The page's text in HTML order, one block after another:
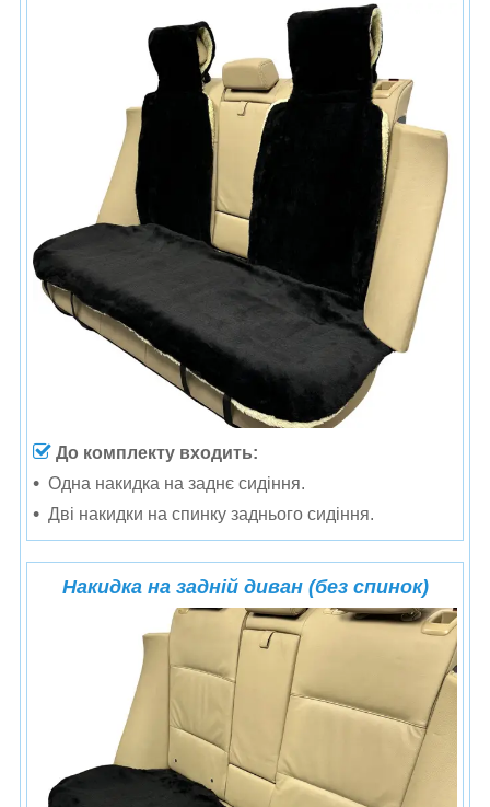
До комплекту входить:
Одна накидка на заднє сидіння.
Дві накидки на спинку заднього сидіння.
Накидка на задній диван (без спинок)